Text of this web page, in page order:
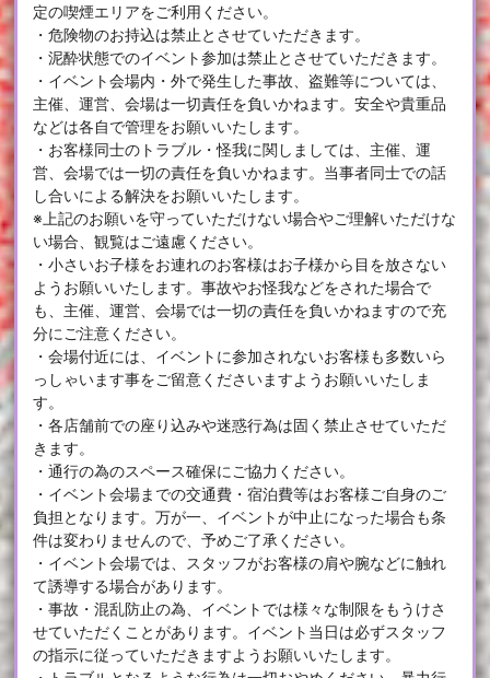
定の喫煙エリアをご利用ください。
・危険物のお持込は禁止とさせていただきます。
・泥酔状態でのイベント参加は禁止とさせていただきます。
・イベント会場内・外で発生した事故、盗難等については、
主催、運営、会場は一切責任を負いかねます。安全や貴重品
などは各自で管理をお願いいたします。
・お客様同士のトラブル・怪我に関しましては、主催、運
営、会場では一切の責任を負いかねます。当事者同士での話
し合いによる解決をお願いいたします。
※上記のお願いを守っていただけない場合やご理解いただけな
い場合、観覧はご遠慮ください。
・小さいお子様をお連れのお客様はお子様から目を放さない
ようお願いいたします。事故やお怪我などをされた場合で
も、主催、運営、会場では一切の責任を負いかねますので充
分にご注意ください。
・会場付近には、イベントに参加されないお客様も多数いら
っしゃいます事をご留意くださいますようお願いいたしま
す。
・各店舗前での座り込みや迷惑行為は固く禁止させていただ
きます。
・通行の為のスペース確保にご協力ください。
・イベント会場までの交通費・宿泊費等はお客様ご自身のご
負担となります。万が一、イベントが中止になった場合も条
件は変わりませんので、予めご了承ください。
・イベント会場では、スタッフがお客様の肩や腕などに触れ
て誘導する場合があります。
・事故・混乱防止の為、イベントでは様々な制限をもうけさ
せていただくことがあります。イベント当日は必ずスタッフ
の指示に従っていただきますようお願いいたします。